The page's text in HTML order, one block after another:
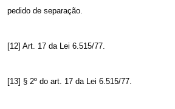
pedido de separação.
[12] Art. 17 da Lei 6.515/77.
[13] § 2º do art. 17 da Lei 6.515/77.